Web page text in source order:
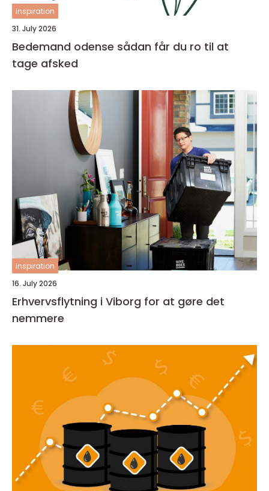
inspiration
31. July 2026
Bedemand odense sådan får du ro til at
tage afsked
inspiration
16. July 2026
Erhvervsflytning i Viborg for at gøre det
nemmere